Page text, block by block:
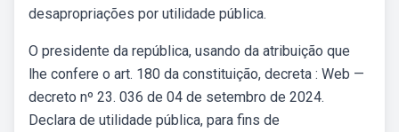
desapropriações por utilidade pública.
O presidente da república, usando da atribuição que
lhe confere o art. 180 da constituição, decreta : Web —
decreto nº 23. 036 de 04 de setembro de 2024.
Declara de utilidade pública, para fins de